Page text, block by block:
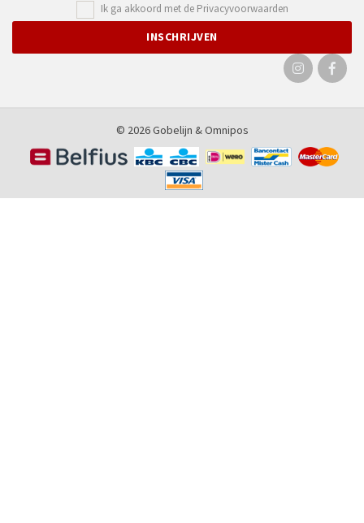
Ik ga akkoord met de Privacyvoorwaarden
© 2026 Gobelijn &Omnipos